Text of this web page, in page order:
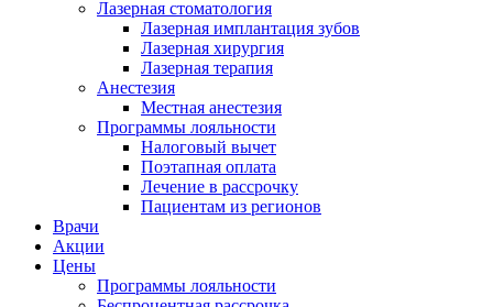
Лазерная стоматология
Лазерная имплантация зубов
Лазерная хирургия
Лазерная терапия
Анестезия
Местная анестезия
Программы лояльности
Налоговый вычет
Поэтапная оплата
Лечение в рассрочку
Пациентам из регионов
Врачи
Акции
Цены
Программы лояльности